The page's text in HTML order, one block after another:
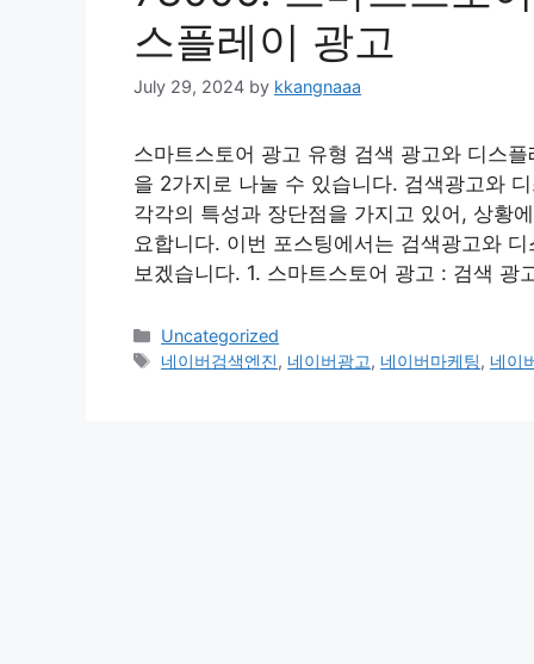
스플레이 광고
July 29, 2024 by kkangnaaa
스마트스토어 광고 유형 검색 광고와 디스
을 2가지로 나눌 수 있습니다. 검색광고와
각각의 특성과 장단점을 가지고 있어, 상황
요합니다. 이번 포스팅에서는 검색광고와
보겠습니다. 1. 스마트스토어 광고 : 검색
Categories
Uncategorized
Tags
네이버검색엔진, 네이버광고, 네이버마케팅, 네이